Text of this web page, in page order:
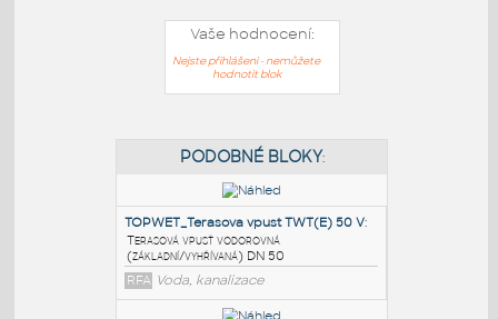
Vaše hodnocení:
Nejste přihlášeni - nemůžete
hodnotit blok